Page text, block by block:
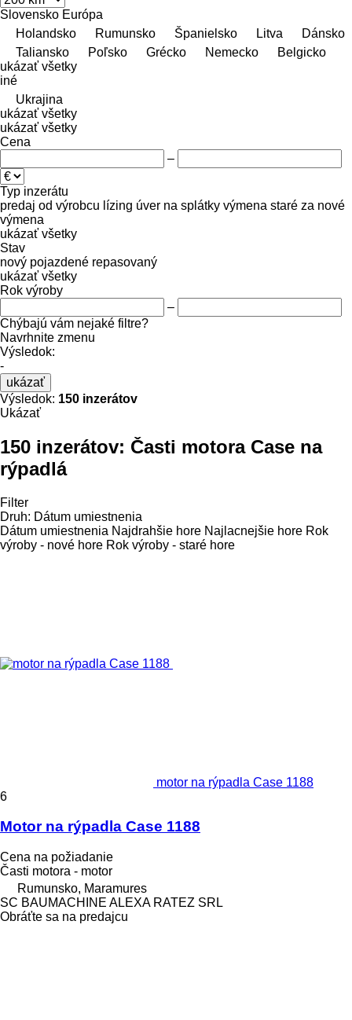
Slovensko Európa
Holandsko
Rumunsko Španielsko Litva
Dánsko
Taliansko
Poľsko Grécko Nemecko
Belgicko
ukázať všetky
iné
Ukrajina
ukázať všetky
ukázať všetky
Cena
–
Typ inzerátu
predaj od výrobcu lízing úver na splátky výmena staré za nové
výmena
ukázať všetky
Stav
nový pojazdené repasovaný
ukázať všetky
Rok výroby
–
Chýbajú vám nejaké filtre?
Navrhnite zmenu
Výsledok:
-
ukázať
Výsledok: 150 inzerátov
Ukázať
150 inzerátov: Časti motora Case na
rýpadlá
Filter
Druh: Dátum umiestnenia
Dátum umiestnenia Najdrahšie hore Najlacnejšie hore Rok
výroby - nové hore Rok výroby - staré hore
motor na rýpadla Case 1188
6
Motor na rýpadla Case 1188
Cena na požiadanie
Časti motora - motor
Rumunsko, Maramures
SC BAUMACHINE ALEXA RATEZ SRL
Obráťte sa na predajcu